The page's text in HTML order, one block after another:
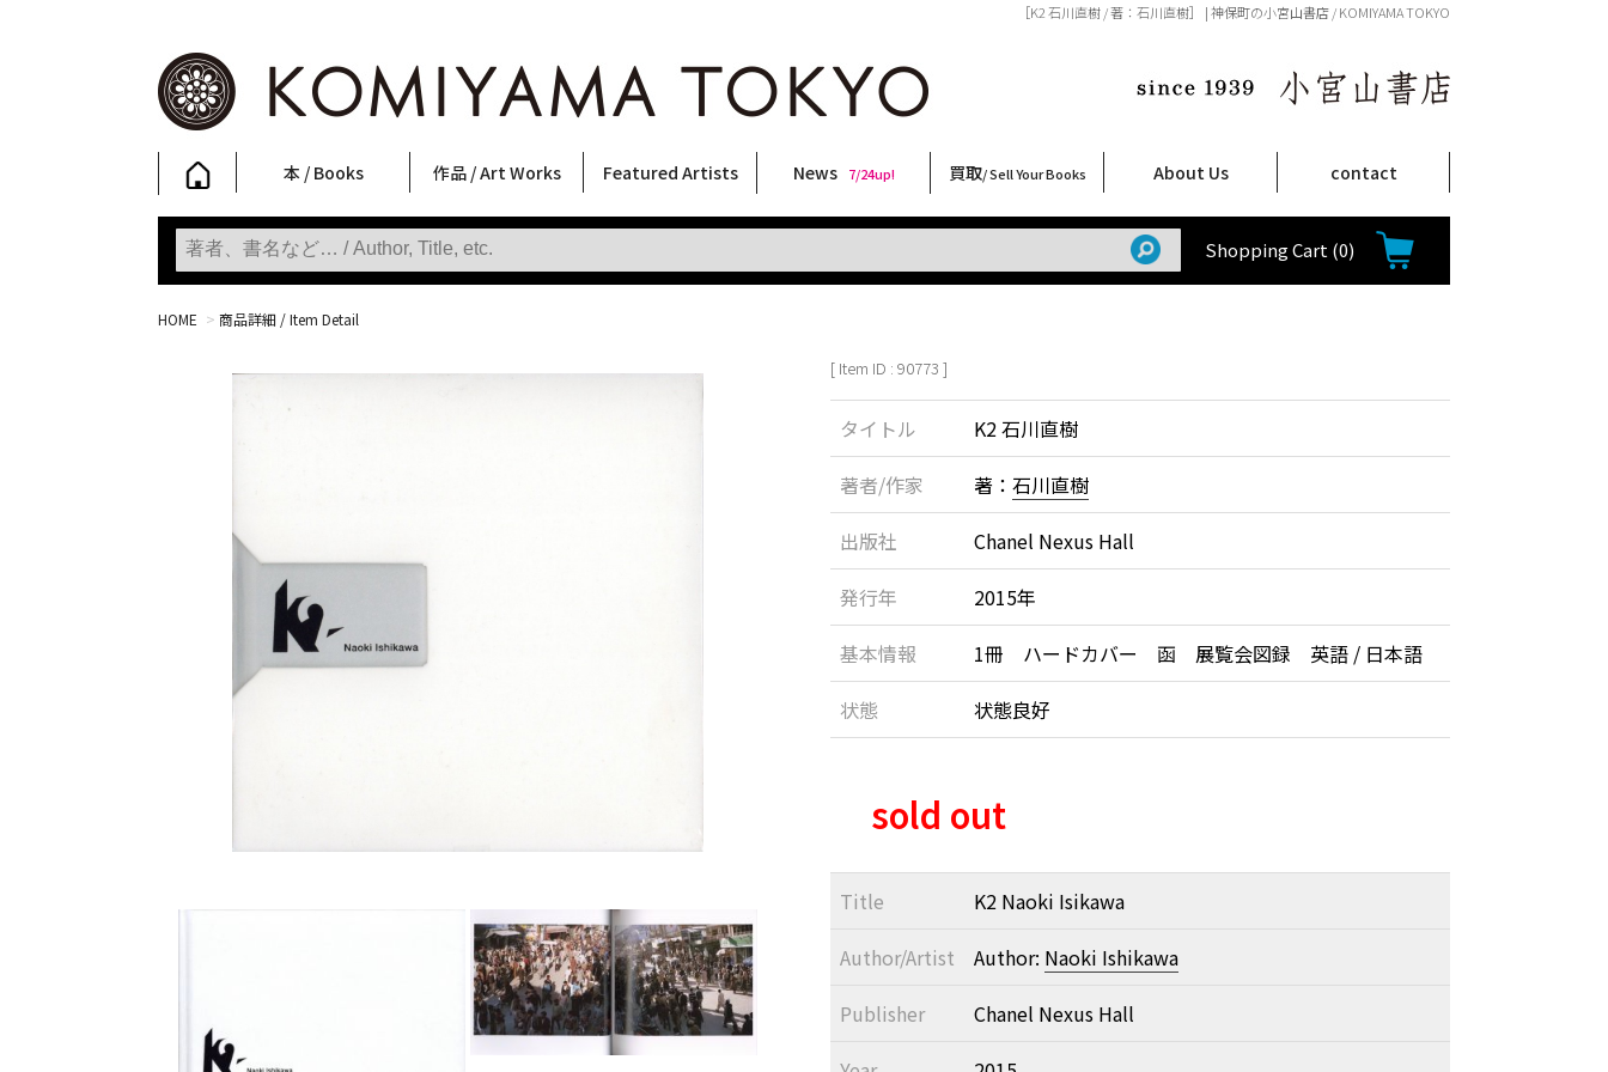
［K2 石川直樹 / 著：石川直樹］ | 神保町の小宮山書店 / KOMIYAMA TOKYO
本 / Books
写真集
Photobooks
ファッション
Fashion
アート / 美術
Art
文学・人文
Literature & Humanities
日本文化
Japanese Culture
新刊
New Books
SALE
SALE
作品 / Art Works
フォトグラフィー
Photography
ポスター
Posters
ストリートアート
Street Art
立体・その他
Sculptures / etc
アートワークス
Art Works
Primary Artworks
KOMIYAMA TOKYO ART LABEL
版画
Prints
Featured Artists
稲嶺啓一(東風終)
村田言恵
丸岡和吾
Rico Casella
キム・ロートン
菅谷晋一
柴田亜美
内藤啓介
CHRIS
天野タケル
二本木里美
三島由紀夫
内藤ルネ
COOKIE
森山大道
横尾忠則
大類信
大西洋介
三島剛
須藤昌人
佐伯俊男
北島敬三
林月光
秋赤音
春川ナミオ
News 7/24up!
新着・おすすめ商品 9/7up!
フェア・イベント情報 7/24up!
お店からのお知らせ 6/1up!
買取/ Sell Your Books
買取ブログ
買取専用フォーム
古書 / 古本の買取
美術品の買取
出張買取について
宅配買取について
店頭買取について
よくある質問
About Us
店舗案内
Shop Infomation
ご注文について
How to Order
特定商取引法に関する表示
プライバシーポリシー
contact
Shopping Cart (0)
HOME > 商品詳細 / Item Detail
[ Item ID : 90773 ]
タイトル
K2 石川直樹
著者/作家
著： 石川直樹
出版社
Chanel Nexus Hall
発行年
2015年
基本情報
1冊 ハードカバー 函 展覧会図録 英語 / 日本語
状態
状態良好
sold out
Title
K2 Naoki Isikawa
Author/Artist
Author: Naoki Ishikawa
Publisher
Chanel Nexus Hall